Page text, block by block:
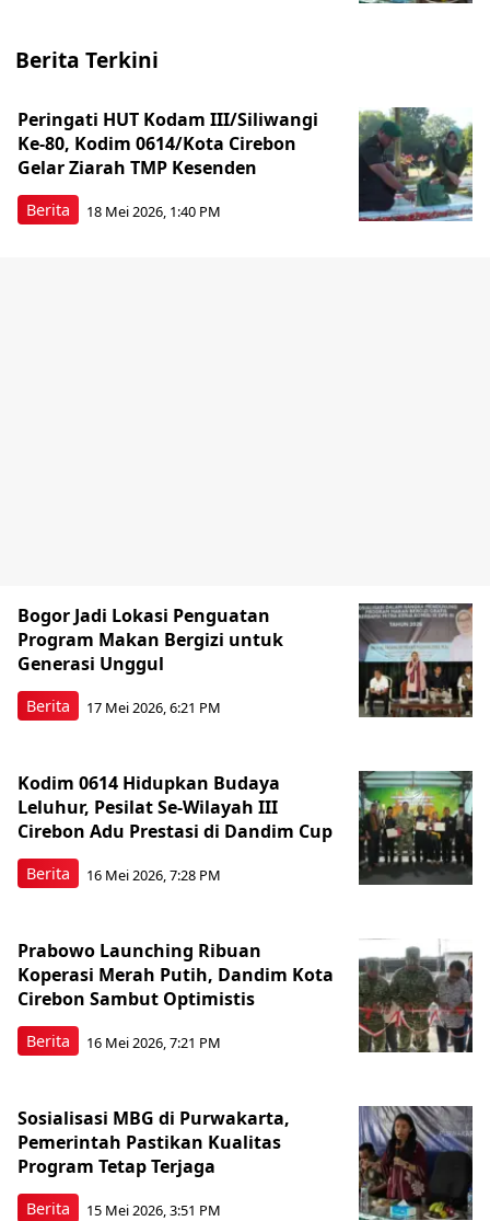
Berita Terkini
Berita
Peringati HUT Kodam III/Siliwangi
Ke-80, Kodim 0614/Kota Cirebon
Gelar Ziarah TMP Kesenden
18 Mei 2026, 1:40 PM
Berita
Bogor Jadi Lokasi Penguatan
Program Makan Bergizi untuk
Generasi Unggul
17 Mei 2026, 6:21 PM
Berita
Kodim 0614 Hidupkan Budaya
Leluhur, Pesilat Se-Wilayah III
Cirebon Adu Prestasi di Dandim Cup
16 Mei 2026, 7:28 PM
Berita
Prabowo Launching Ribuan
Koperasi Merah Putih, Dandim Kota
Cirebon Sambut Optimistis
16 Mei 2026, 7:21 PM
Berita
Sosialisasi MBG di Purwakarta,
Pemerintah Pastikan Kualitas
Program Tetap Terjaga
15 Mei 2026, 3:51 PM